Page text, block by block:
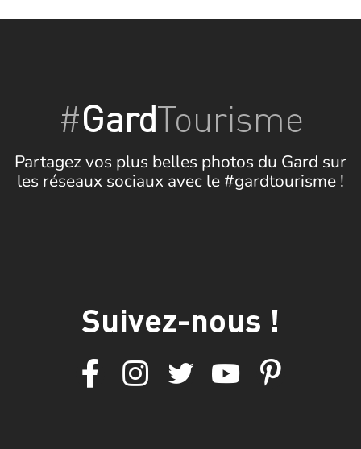
#GardTourisme
Partagez vos plus belles photos du Gard sur
les réseaux sociaux avec le #gardtourisme !
Suivez-nous !